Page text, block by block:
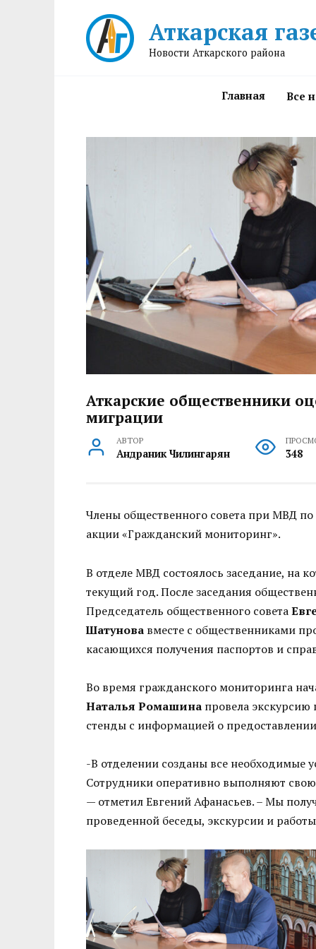
Аткарская
Новости Аткарского района
Главная Все
Аткарские общественники
миграции
АВТОР
Андраник Чилингарян 348
Члены общественного совета при МВД
акции «Гражданский мониторинг».
В отделе МВД состоялось заседание, на
текущий год. После заседания
Председатель общественного совета
Шатунова вместе с общественниками
касающихся получения паспортов и
Во время гражданского мониторинга
Наталья Ромашина провела экскурсию
стенды с информацией о
-В отделении созданы все необходимые
Сотрудники оперативно выполняют
— отметил Евгений Афанасьев. – Мы
проведенной беседы, экскурсии и